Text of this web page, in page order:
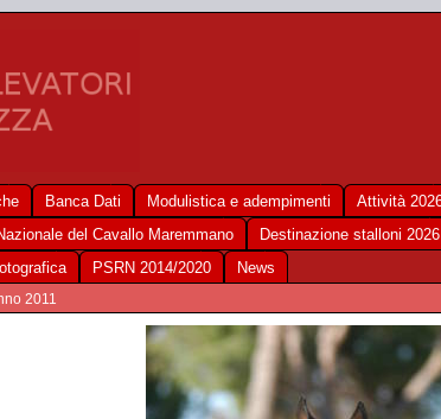
Banca Dati Modulistica e adempimenti
Attività
del Cavallo Maremmano
Destinazione stalloni 2026
PSRN 2014/2020 News
2011